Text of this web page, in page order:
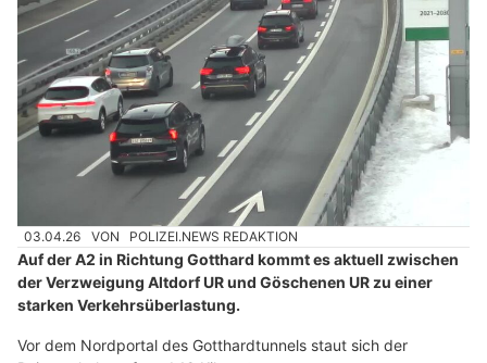
03.04.26 VON POLIZEI.NEWS REDAKTION
Auf der A2 in Richtung Gotthard kommt es aktuell zwischen
der Verzweigung Altdorf UR und Göschenen UR zu einer
starken Verkehrsüberlastung.
Vor dem Nordportal des Gotthardtunnels staut sich der